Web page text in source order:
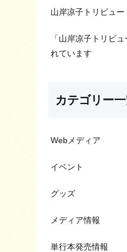
山岸凉子トリビュ
「山岸凉子トリビ
れています
カテゴリー
Webメディア
イベント
グッズ
メディア情報
単行本発売情報